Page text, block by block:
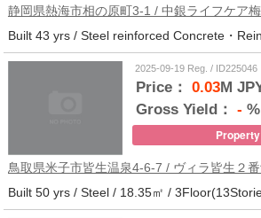
静岡県熱海市相の原町3-1 / 中銀ライフケア
2025-09-19 Reg. / ID225046
Price： 0.03M
Gross Yield： - %
鳥取県米子市皆生温泉4-6-7 / ヴィラ皆生２